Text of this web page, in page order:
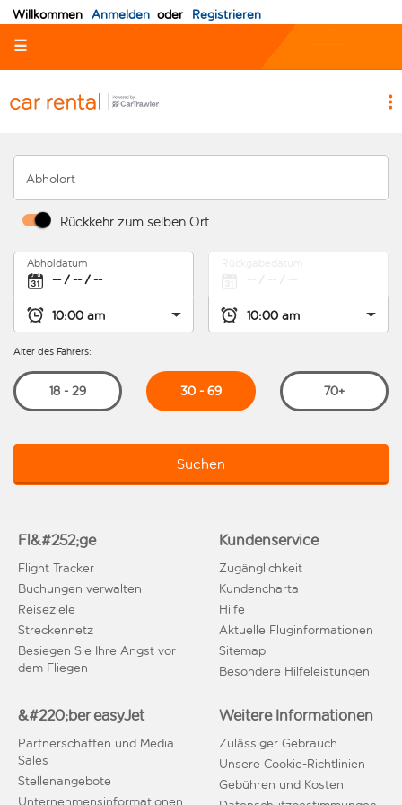
Willkommen Anmelden oder Registrieren
☰
Abholort
Rückkehr zum selben Ort
Abholdatum
Alter des Fahrers:
18 - 29 30 - 69 70+
Suchen
Fl&#252;ge
Flight Tracker
Buchungen verwalten
Reiseziele
Streckennetz
Besiegen Sie Ihre Angst vor
dem Fliegen
Kundenservice
Zugänglichkeit
Kundencharta
Hilfe
Aktuelle Fluginformationen
Sitemap
Besondere Hilfeleistungen
&#220;ber easyJet
Partnerschaften und Media
Sales
Stellenangebote
Unternehmensinformationen
Weitere Informationen
Zulässiger Gebrauch
Unsere Cookie-Richtlinien
Gebühren und Kosten